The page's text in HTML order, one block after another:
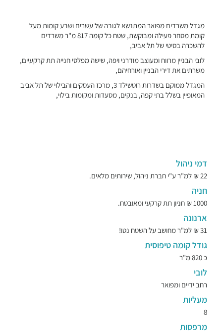
מגדל משרדים מפואר המתנשא לגובה של עשרים ושבע קומות מעל
קומת מסחר פעילה ומבוקשת, שטח כל קומה 817 מ"ר משרדים
להשכרה בסיטי של תל אביב,
לובי הבניין מרווח ומעוצב מודרני ויפה, שישה מפלסי חנייה תת קרקעיים,
משרתים את דירי הבניין ואורחיהם,
המגדל ממוקם בשדרות רוטשילד 3, מרכז העסקים והבילוי של תל אביב
המאופיין בשלל בתי קפה, בנקים, מסעדות ומקומות בילוי,
דמי ניהול
22 ₪ למ"ר ע"י חברת ניהול, שירותים מלאים.
חניה
1000 ₪ חניון תת קרקעי ומאובטח.
ארנונה
31 ₪ למ"ר מחושב על השטח נטו!
גודל קומה טיפוסית
כ 820 מ"ר
לובי
רחב ידיים ומפואר
מעליות
8
מרפסות